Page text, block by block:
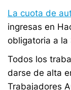
La cuota de
ingresas en
obligatoria a la
Todos los
darse de alta
Trabajadores